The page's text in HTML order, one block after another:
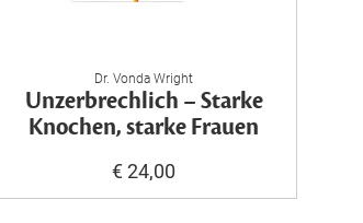
Dr. Vonda Wright
Unzerbrechlich – Starke
Knochen, starke Frauen
€ 24,00